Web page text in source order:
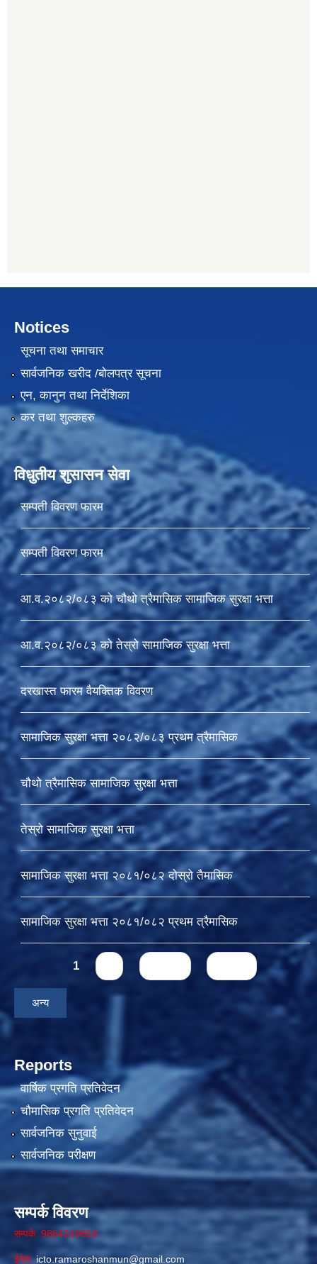
Notices
सूचना तथा समाचार
सार्वजनिक खरीद /बोलपत्र सूचना
एन, कानुन तथा निर्देशिका
कर तथा शुल्कहरु
विधुतीय शुसासन सेवा
सम्पती विवरण फारम
सम्पती विवरण फारम
आ.व.२०८२/०८३ को चौथो त्रैमासिक सामाजिक सुरक्षा भत्ता
आ.व.२०८२/०८३ को तेस्रो सामाजिक सुरक्षा भत्ता
दरखास्त फारम वैयक्तिक विवरण
सामाजिक सुरक्षा भत्ता २०८२/०८३ प्रथम त्रैमासिक
चौथो त्रैमासिक सामाजिक सुरक्षा भत्ता
तेस्रो सामाजिक सुरक्षा भत्ता
सामाजिक सुरक्षा भत्ता २०८१/०८२ दोस्रो तैमासिक
सामाजिक सुरक्षा भत्ता २०८१/०८२ प्रथम त्रैमासिक
Pages1
अन्य
Reports
वार्षिक प्रगति प्रतिवेदन
चौमासिक प्रगति प्रतिवेदन
सार्वजनिक सुनुवाई
सार्वजनिक परीक्षण
सम्पर्क विवरण
सम्पर्क: 9864319853
ईमेल:icto.ramaroshanmun@gmail.com